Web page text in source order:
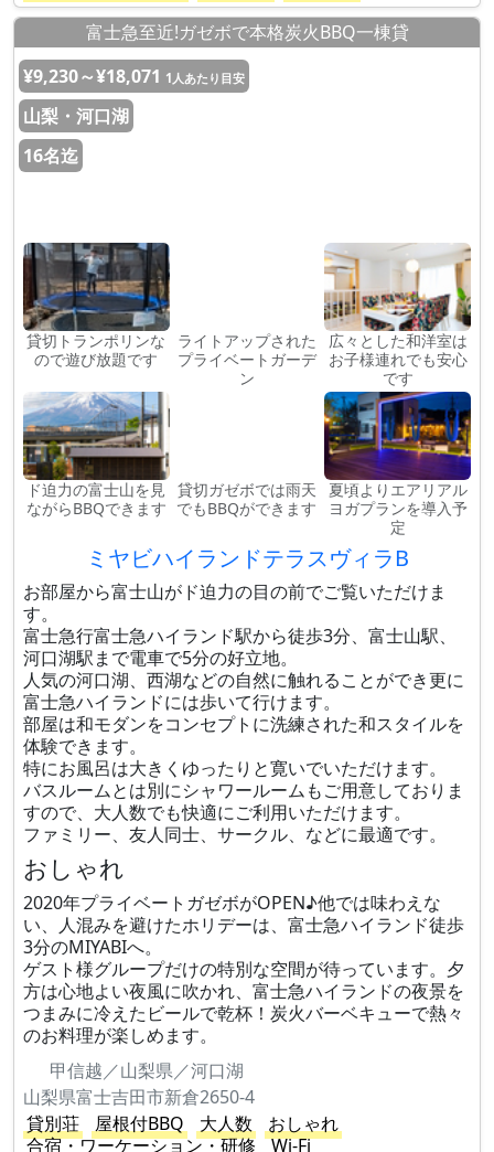
富士急至近!ガゼボで本格炭火BBQ一棟貸
¥9,230～¥18,071 1人あたり目安
山梨・河口湖
16名迄
貸切トランポリンな
ので遊び放題です
ライトアップされた
プライベートガーデ
ン
広々とした和洋室は
お子様連れでも安心
です
ド迫力の富士山を見
ながらBBQできます
貸切ガゼボでは雨天
でもBBQができます
夏頃よりエアリアル
ヨガプランを導入予
定
ミヤビハイランドテラスヴィラB
お部屋から富士山がド迫力の目の前でご覧いただけま
す。
富士急行富士急ハイランド駅から徒歩3分、富士山駅、
河口湖駅まで電車で5分の好立地。
人気の河口湖、西湖などの自然に触れることができ更に
富士急ハイランドには歩いて行けます。
部屋は和モダンをコンセプトに洗練された和スタイルを
体験できます。
特にお風呂は大きくゆったりと寛いでいただけます。
バスルームとは別にシャワールームもご用意しておりま
すので、大人数でも快適にご利用いただけます。
ファミリー、友人同士、サークル、などに最適です。
おしゃれ
2020年プライベートガゼボがOPEN♪他では味わえな
い、人混みを避けたホリデーは、富士急ハイランド徒歩
3分のMIYABIへ。
ゲスト様グループだけの特別な空間が待っています。夕
方は心地よい夜風に吹かれ、富士急ハイランドの夜景を
つまみに冷えたビールで乾杯！炭火バーベキューで熱々
のお料理が楽しめます。
甲信越／山梨県／河口湖
山梨県富士吉田市新倉2650-4
貸別荘
屋根付BBQ 大人数
おしゃれ
合宿・ワーケーション・研修
Wi-Fi